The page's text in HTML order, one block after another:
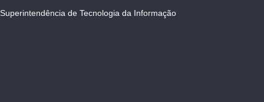
Superintendência de Tecnologia da Informação